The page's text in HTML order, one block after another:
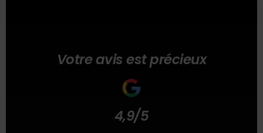
Votre avis est précieux
4,9/5